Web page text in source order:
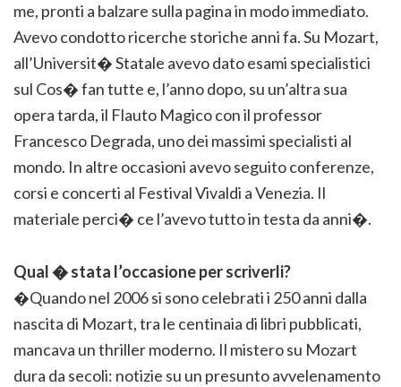
me, pronti a balzare sulla pagina in modo immediato.
Avevo condotto ricerche storiche anni fa. Su Mozart,
all’Universit� Statale avevo dato esami specialistici
sul Cos� fan tutte e, l’anno dopo, su un’altra sua
opera tarda, il Flauto Magico con il professor
Francesco Degrada, uno dei massimi specialisti al
mondo. In altre occasioni avevo seguito conferenze,
corsi e concerti al Festival Vivaldi a Venezia. Il
materiale perci� ce l’avevo tutto in testa da anni�.
Qual � stata l’occasione per scriverli?
�Quando nel 2006 si sono celebrati i 250 anni dalla
nascita di Mozart, tra le centinaia di libri pubblicati,
mancava un thriller moderno. Il mistero su Mozart
dura da secoli: notizie su un presunto avvelenamento